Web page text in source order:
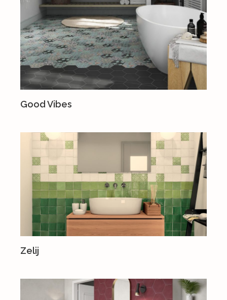
Good Vibes
Zelij